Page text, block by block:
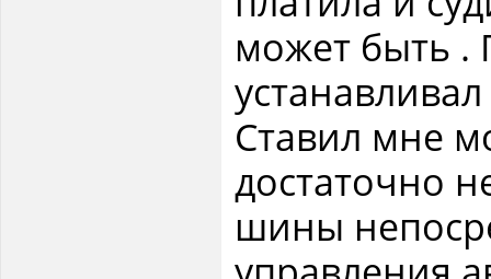
может быть .
Ставил мне
достаточно
шины